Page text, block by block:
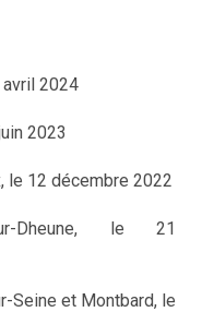
avril 2024
2023
le 12 décembre 2022
Dheune, le 21
Seine et Montbard, le